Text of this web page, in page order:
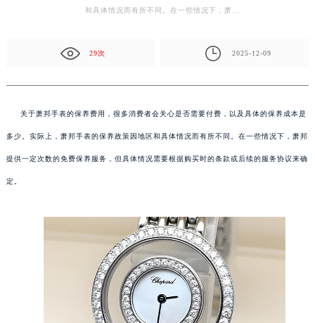
和具体情况而有所不同。在一些情况下，萧…
29次 2025-12-09
关于萧邦手表的保养费用，很多消费者会关心是否需要付费，以及具体的保养成本是
多少。实际上，萧邦手表的保养政策因地区和具体情况而有所不同。在一些情况下，萧邦
提供一定次数的免费保养服务，但具体情况需要根据购买时的条款或后续的服务协议来确
定。